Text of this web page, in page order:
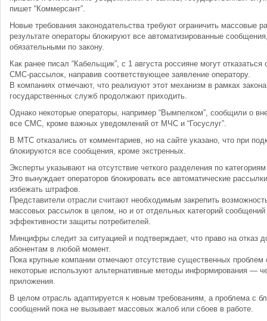
пишет “Коммерсант”.
Новые требования законодательства требуют ограничить массовые
результате операторы блокируют все автоматизированные
обязательными по закону.
Как ранее писал “Кабельщик”, с 1 августа россияне могут
СМС-рассылок, направив соответствующее заявление оператору.
В компаниях отмечают, что реализуют этот механизм в рамках
государственных служб продолжают приходить.
Однако некоторые операторы, например “Вымпелком”, сообщили о
все СМС, кроме важных уведомлений от МЧС и “Госуслуг”.
В МТС отказались от комментариев, но на сайте указано, что при
блокируются все сообщения, кроме экстренных.
Эксперты указывают на отсутствие четкого разделения по
Это вынуждает операторов блокировать все автоматические
избежать штрафов.
Представители отрасли считают необходимым закрепить
массовых рассылок в целом, но и от отдельных категорий
эффективности защиты потребителей.
Минцифры следит за ситуацией и подтверждает, что право на отказ
абонентам в любой момент.
Пока крупные компании отмечают отсутствие существенных
некоторые используют альтернативные методы информирования —
приложения.
В целом отрасль адаптируется к новым требованиям, а проблема с
сообщений пока не вызывает массовых жалоб или сбоев в работе.